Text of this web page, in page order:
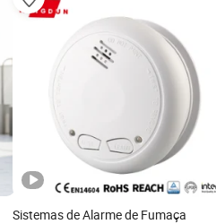
Sistemas de Alarme de Fumaça